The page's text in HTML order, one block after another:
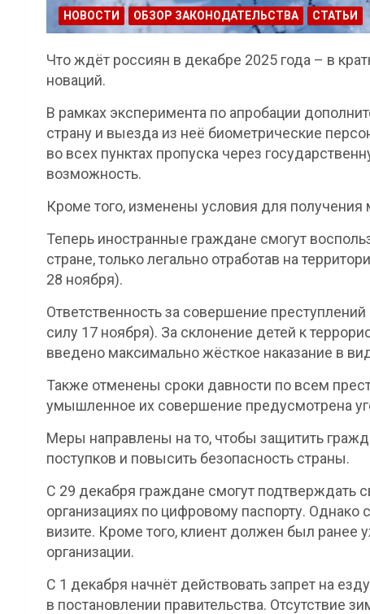
НОВОСТИ ОБЗОР ЗАКОНОДАТЕЛЬСТВА СТАТЬИ
Что ждёт россиян в декабре 2025 года – в
новаций.
В рамках эксперимента по апробации
страну и выезда из неё биометрические
во всех пунктах пропуска через
возможность.
Кроме того, изменены условия для получения
Теперь иностранные граждане смогут
стране, только легально отработав на
28 ноября).
Ответственность за совершение
силу 17 ноября). За склонение детей к
введено максимально жёсткое наказание в
Также отменены сроки давности по всем
умышленное их совершение предусмотрена
Меры направлены на то, чтобы защитить
поступков и повысить безопасность страны.
С 29 декабря граждане смогут подтверждать
организациях по цифровому паспорту.
визите. Кроме того, клиент должен был ранее
организации.
С 1 декабря начнёт действовать запрет на
в постановлении правительства. Отсутствие